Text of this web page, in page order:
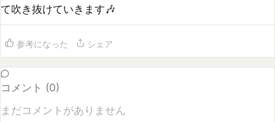
参考になった シェア
コメント (0
まだコメントがありません
コメントするにはログイン